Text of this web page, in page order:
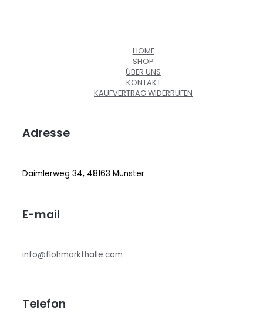
HOME
SHOP
ÜBER UNS
KONTAKT
KAUFVERTRAG WIDERRUFEN
Adresse
Daimlerweg 34, 48163 Münster
E-mail
info@flohmarkthalle.com
Telefon